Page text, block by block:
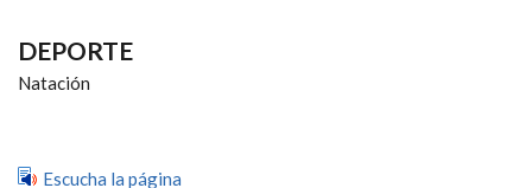
DEPORTE
Natación
Escucha la página